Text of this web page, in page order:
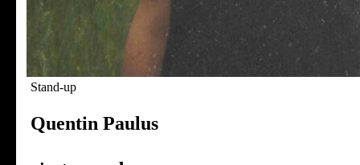
Stand-up
Quentin Paulus